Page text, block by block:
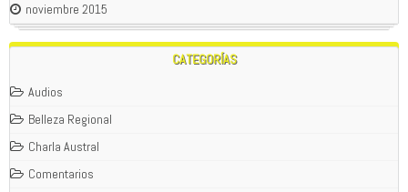
noviembre 2015
CATEGORÍAS
Audios
Belleza Regional
Charla Austral
Comentarios